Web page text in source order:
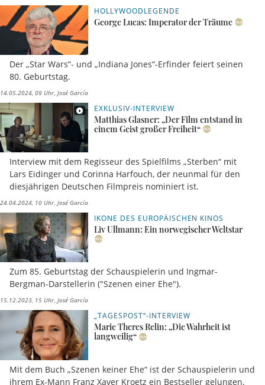
HOLLYWOODLEGENDE
George Lucas: Imperator der Träume
Der „Star Wars“- und „Indiana Jones“-Erfinder feiert seinen
80. Geburtstag.
14.05.2024, 09 Uhr José García
EXKLUSIV-INTERVIEW
Matthias Glasner: „Der Film entstand in
einem Geist großer Freiheit“
Interview mit dem Regisseur des Spielfilms „Sterben“ mit
Lars Eidinger und Corinna Harfouch, der neunmal für den
diesjährigen Deutschen Filmpreis nominiert ist.
24.04.2024, 10 Uhr José García
IKONE DES EUROPÄISCHEN KINOS
Liv Ullmann: Ein norwegischer Weltstar
Zum 85. Geburtstag der Schauspielerin und Ingmar-
Bergman-Darstellerin ("Szenen einer Ehe").
15.12.2023, 15 Uhr José García
„TAGESPOST“-INTERVIEW
Marie Theres Relin: „Die Wahrheit ist
langweilig“
Mit dem Buch „Szenen keiner Ehe“ ist der Schauspielerin und
ihrem Ex-Mann Franz Xaver Kroetz ein Bestseller gelungen.